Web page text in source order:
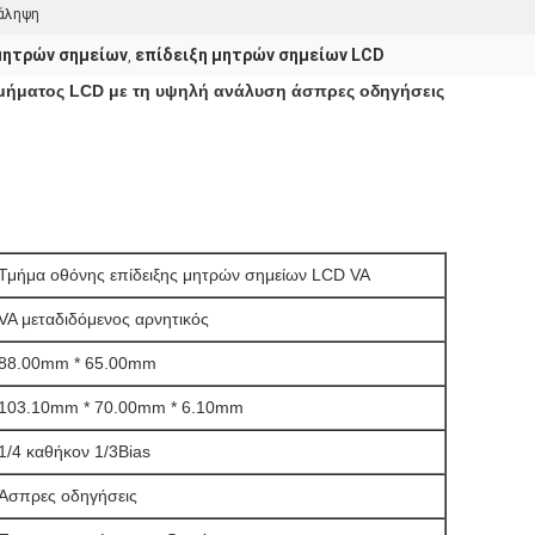
σημείων, επίδειξη μητρών σημείων LCD
LCD με τη υψηλή ανάλυση άσπρες οδηγήσεις
οθόνης επίδειξης μητρών σημείων LCD VA
μεταδιδόμενος αρνητικός
* 65.00mm
* 70.00mm * 6.10mm
4 καθήκον 1/3Bias
οδηγήσεις